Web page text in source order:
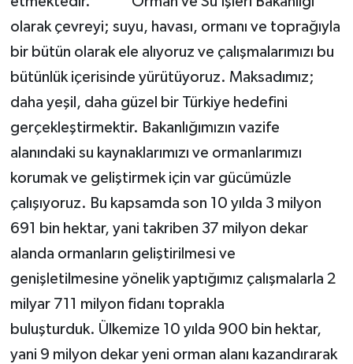
olarak çevreyi; suyu, havası, ormanı ve toprağıyla
bir bütün olarak ele alıyoruz ve çalışmalarımızı bu
bütünlük içerisinde yürütüyoruz. Maksadımız;
daha yeşil, daha güzel bir Türkiye hedefini
gerçekleştirmektir. Bakanlığımızın vazife
alanındaki su kaynaklarımızı ve ormanlarımızı
korumak ve geliştirmek için var gücümüzle
çalışıyoruz. Bu kapsamda son 10 yılda 3 milyon
691 bin hektar, yani takriben 37 milyon dekar
alanda ormanların geliştirilmesi ve
genişletilmesine yönelik yaptığımız çalışmalarla 2
milyar 711 milyon fidanı toprakla
buluşturduk. Ülkemize 10 yılda 900 bin hektar,
yani 9 milyon dekar yeni orman alanı kazandırarak